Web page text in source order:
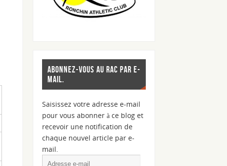
ABONNEZ-VOUS AU RAC PAR E-
MAIL.
Saisissez votre adresse e-mail
pour vous abonner à ce blog et
recevoir une notification de
chaque nouvel article par e-
mail.